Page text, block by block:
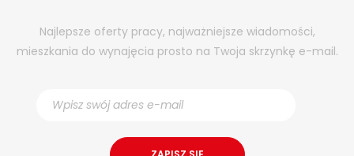
Najlepsze oferty pracy, najważniejsze wiadomości,
mieszkania do wynajęcia prosto na Twoja skrzynkę e-mail.